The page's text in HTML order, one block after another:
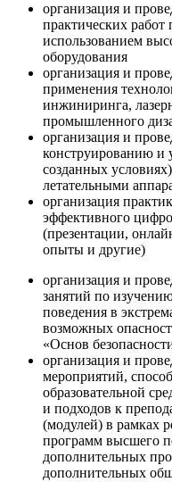
организация и
практических
использованием
оборудования
организация и
применения
инжиниринга,
промышленного
организация и
конструированию и
созданных
летательными
организация
эффективного
(презентации,
опыты и другие)
организация и
занятий по
поведения в
возможных
«Основ
организация и
мероприятий,
образовательной
и подходов к
(модулей) в рамках
программ высшего
дополнительных
дополнительных